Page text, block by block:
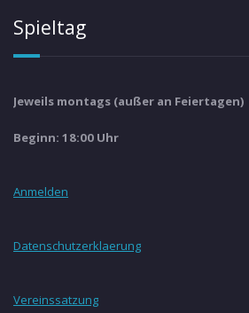
Spieltag
Jeweils montags (außer an Feiertagen)
Beginn: 18:00 Uhr
Anmelden
Datenschutzerklaerung
Vereinssatzung